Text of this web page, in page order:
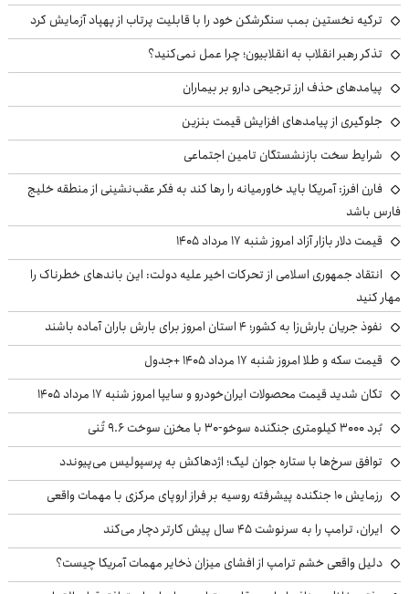
ترکیه نخستین بمب سنگرشکن خود را با قابلیت پرتاب از پهپاد آزمایش کرد
تذکر رهبر انقلاب به انقلابیون؛ چرا عمل نمی‌کنید؟
پیامدهای حذف ارز ترجیحی دارو بر بیماران
جلوگیری از پیامدهای افزایش قیمت بنزین
شرایط سخت بازنشستگان تامین اجتماعی
فارن افرز: آمریکا باید خاورمیانه را رها کند به فکر عقب‌نشینی از منطقه خلیج
فارس باشد
قیمت دلار بازار آزاد امروز شنبه ۱۷ مرداد ۱۴۰۵
انتقاد جمهوری اسلامی از تحرکات اخیر علیه دولت: این باندهای خطرناک را
مهار کنید
نفوذ جریان بارش‌زا به کشور؛ ۴ استان امروز برای بارش باران آماده باشند
قیمت سکه و طلا امروز شنبه ۱۷ مرداد ۱۴۰۵ +جدول
تکان شدید قیمت محصولات ایران‌خودرو و سایپا امروز شنبه ۱۷ مرداد ۱۴۰۵
بُرد ۳۰۰۰ کیلومتری جنگنده سوخو-۳۰ با مخزن سوخت ۹.۶ تُنی
توافق سرخ‌ها با ستاره جوان لیگ؛ اژدهاکش به پرسپولیس می‌پیوندد
رزمایش ۱۰ جنگنده پیشرفته روسیه بر فراز اروپای مرکزی با مهمات واقعی
ایران، ترامپ را به سرنوشت ۴۵ سال پیش کارتر دچار می‌کند
دلیل واقعی خشم ترامپ از افشای میزان ذخایر مهمات آمریکا چیست؟